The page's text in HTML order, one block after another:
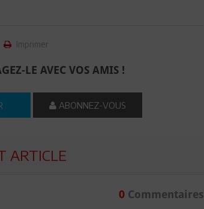
Imprimer
LE AVEC VOS AMIS !
ABONNEZ-VOUS
ARTICLE
0Commentaires